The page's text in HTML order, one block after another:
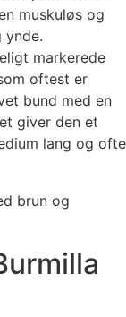
muskuløs og
ynde.
markerede
oftest er
bund med en
giver den et
lang og ofte